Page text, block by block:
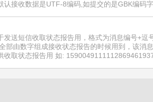
认接收数据是UTF-8编码,如提交的是GBK编码
发送短信收取状态报告用，格式为消息编号+逗
部由数字组成接收状态报告的时候用到，该消
收取状态报告用 如: